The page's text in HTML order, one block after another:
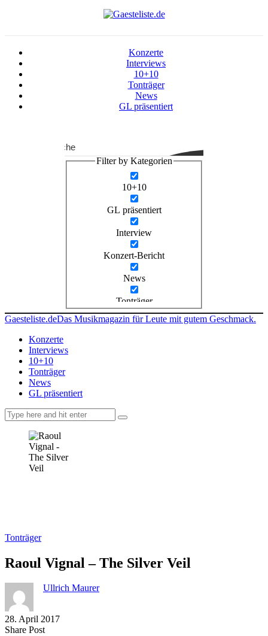
Konzerte
Interviews
10+10
Tonträger
News
GL präsentiert
Suche
Filter by Kategorien
10+10
GL präsentiert
Interview
Konzert-Bericht
News
Tonträger
Gaesteliste.deDas Musikmagazin für Leute mit gutem Geschmack.
Konzerte
Interviews
10+10
Tonträger
News
GL präsentiert
Tonträger
Raoul Vignal – The Silver Veil
Ullrich Maurer
28. April 2017
Share PostShare
Copy
Send